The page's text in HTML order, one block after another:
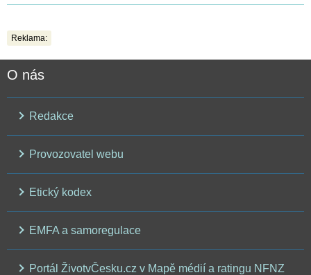
Reklama:
O nás
Redakce
Provozovatel webu
Etický kodex
EMFA a samoregulace
Portál ŽivotvČesku.cz v Mapě médií a ratingu NFNZ